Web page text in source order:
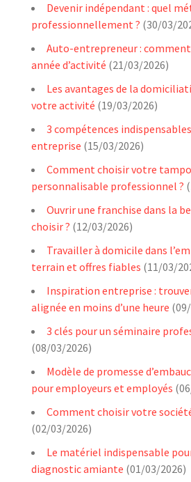
Devenir indépendant : quel
professionnellement ? (30/03/
Auto-entrepreneur :
année d’activité (21/03/2026)
Les avantages de la
votre activité (19/03/2026)
3 compétences
entreprise (15/03/2026)
Comment choisir votre
personnalisable professionnel ?
Ouvrir une franchise dans la
choisir ? (12/03/2026)
Travailler à domicile dans
terrain et offres fiables (11/03/
Inspiration entreprise :
alignée en moins d’une heure
3 clés pour un séminaire
(08/03/2026)
Modèle de promesse
pour employeurs et employés
Comment choisir votre
(02/03/2026)
Le matériel indispensable
diagnostic amiante (01/03/2026)